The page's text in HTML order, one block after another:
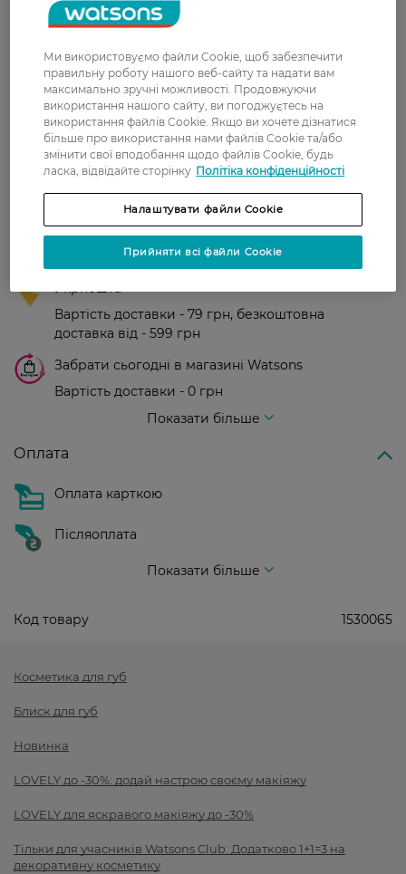
Рейтинг та відгуки
0
З 0 відгуків
0 відгуків
Доставка
Нова пошта
У відділення Нової пошти - 99 грн,
безкоштовно від 699 грн
Укрпошта
Вартість доставки - 79 грн, безкоштовна
доставка від - 599 грн
Забрати сьогодні в магазині Watsons
Вартість доставки - 0 грн
Показати більше
Оплата
Оплата карткою
Післяоплата
Показати більше
Код товару 1530065
Косметика для губ
Блиск для губ
Новинка
LOVELY до -30%: додай настрою своєму макіяжу
LOVELY для яскравого макіяжу до -30%
Тільки для учасників Watsons Club: Додатково 1+1=3 на
декоративну косметику
Ми використовуємо файли Cookie, щоб забезпечити
правильну роботу нашого веб-сайту та надати вам
максимально зручні можливості. Продовжуючи
використання нашого сайту, ви погоджуєтесь на
використання файлів Cookie. Якщо ви хочете дізнатися
більше про використання нами файлів Cookie та/або
змінити свої вподобання щодо файлів Cookie, будь
ласка, відвідайте сторінку Політіка конфіденційності
Налаштувати файли Cookie
Прийняти всі файли Cookie